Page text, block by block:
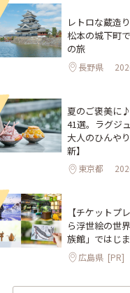
レトロな蔵造
松本の城下町
の旅
長野県
夏のご褒美に
41選。ラグジ
大人のひんや
新】
東京都
【チケットプ
ら浮世絵の世
族館」ではじ
広島県 [PR]